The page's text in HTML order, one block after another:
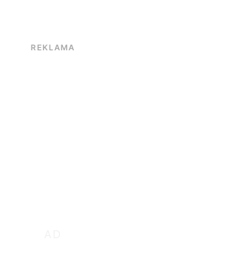
REKLAMA